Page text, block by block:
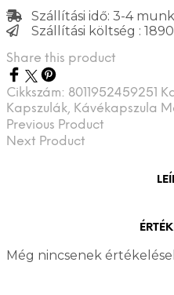
Szállítási idő: 3-4
Szállítási költség :
Share this product
Cikkszám: 8011952459251
Kapszulák, Kávékapszula
Previous Product
Next Product
Még nincsenek